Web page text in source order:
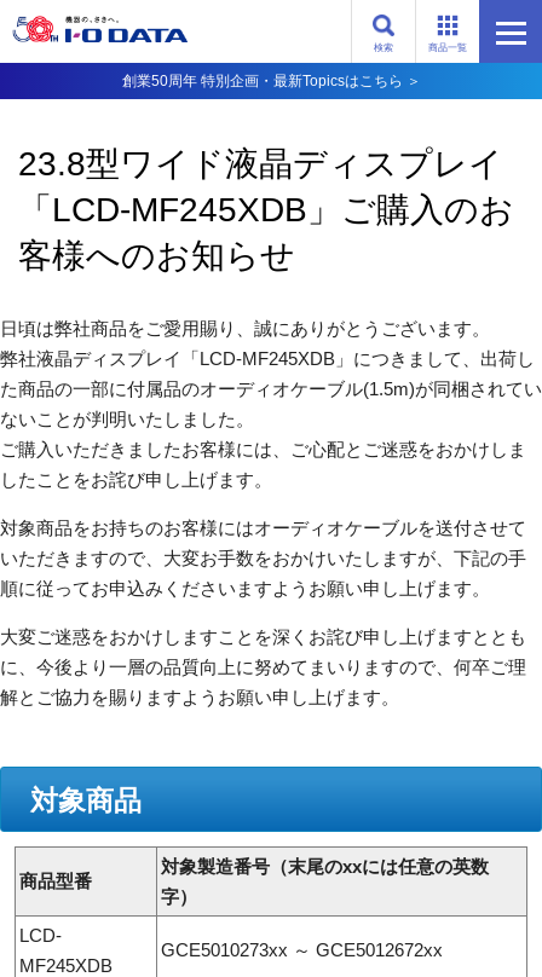
商品一覧
検索
創業50周年 特別企画・最新Topicsはこちら ＞
23.8型ワイド液晶ディスプレイ
「LCD-MF245XDB」ご購入のお
客様へのお知らせ
日頃は弊社商品をご愛用賜り、誠にありがとうございます。
弊社液晶ディスプレイ「LCD-MF245XDB」につきまして、出荷し
た商品の一部に付属品のオーディオケーブル(1.5m)が同梱されてい
ないことが判明いたしました。
ご購入いただきましたお客様には、ご心配とご迷惑をおかけしま
したことをお詫び申し上げます。
対象商品をお持ちのお客様にはオーディオケーブルを送付させて
いただきますので、大変お手数をおかけいたしますが、下記の手
順に従ってお申込みくださいますようお願い申し上げます。
大変ご迷惑をおかけしますことを深くお詫び申し上げますととも
に、今後より一層の品質向上に努めてまいりますので、何卒ご理
解とご協力を賜りますようお願い申し上げます。
対象商品
商品型番
対象製造番号（末尾のxxには任意の英数
字）
LCD-
MF245XDB
GCE5010273xx ～ GCE5012672xx